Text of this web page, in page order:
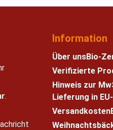
.
Information
Über unsBio-
Verifizierte
Hinweis zur
Lieferung in
Versandkosten